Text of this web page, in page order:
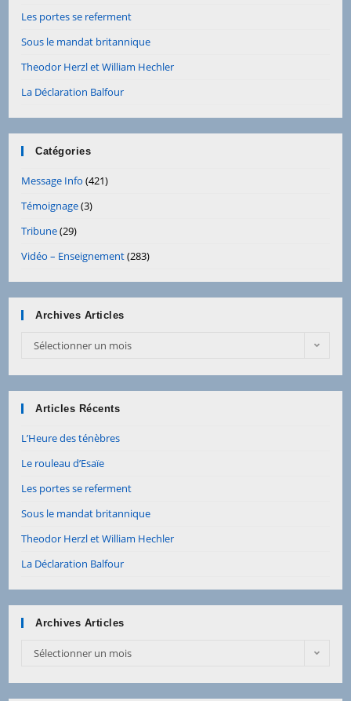
Les portes se referment
Sous le mandat britannique
Theodor Herzl et William Hechler
La Déclaration Balfour
Catégories
Message Info (421)
Témoignage(3)
Tribune(29)
Vidéo – Enseignement(283)
Archives Articles
Archives
Sélectionner un mois
Articles Récents
L’Heure des ténèbres
Le rouleau d’Esaïe
Les portes se referment
Sous le mandat britannique
Theodor Herzl et William Hechler
La Déclaration Balfour
Archives Articles
Archives
Sélectionner un mois